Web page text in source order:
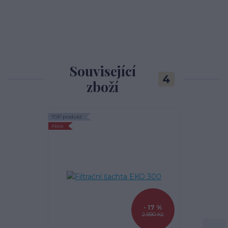
Související
zboží
4
TOP produkt
Akce
2 990 Kč
- 17 %